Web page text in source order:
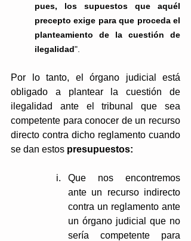
pues, los supuestos que aquél
precepto exige para que proceda el
planteamiento de la cuestión de
ilegalidad".
Por lo tanto, el órgano judicial está
obligado a plantear la cuestión de
ilegalidad ante el tribunal que sea
competente para conocer de un recurso
directo contra dicho reglamento cuando
se dan estos presupuestos:
Que nos encontremos
ante un recurso indirecto
contra un reglamento ante
un órgano judicial que no
sería competente para